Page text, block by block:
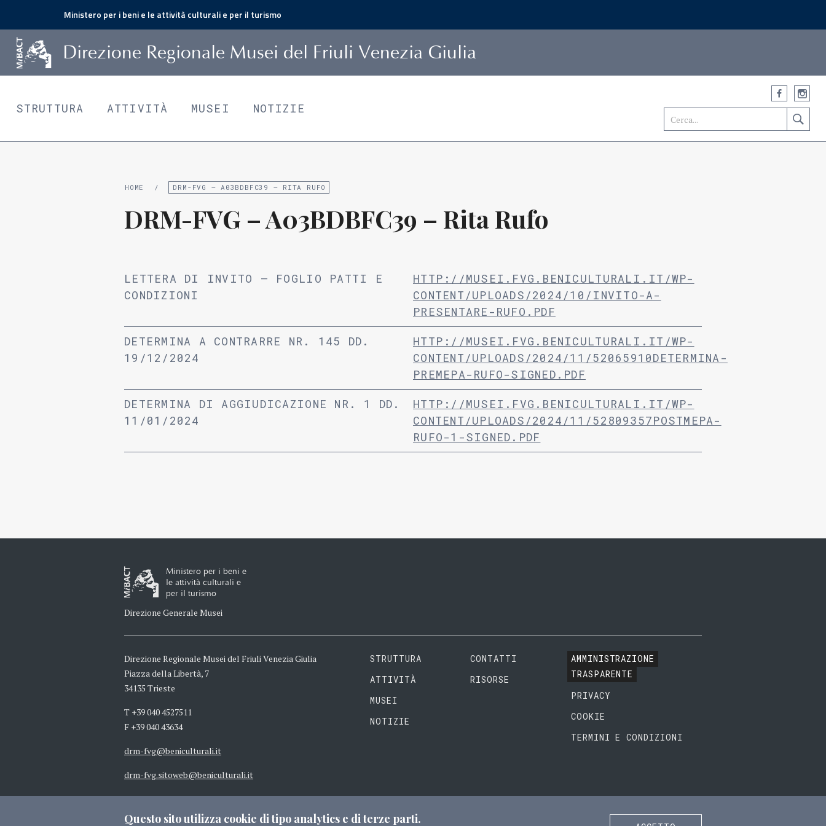
Ministero per i beni e le attività culturali e per il turismo
Direzione Regionale Musei del Friuli Venezia Giulia
STRUTTURA ATTIVITÀ MUSEI NOTIZIE
HOME / DRM-FVG – A03BDBFC39 – RITA RUFO
DRM-FVG – A03BDBFC39 – Rita Rufo
LETTERA DI INVITO – FOGLIO PATTI E
CONDIZIONI
HTTP://MUSEI.FVG.BENICULTURALI.IT/WP-
CONTENT/UPLOADS/2024/10/INVITO-A-
PRESENTARE-RUFO.PDF
DETERMINA A CONTRARRE NR. 145 DD.
19/12/2024
HTTP://MUSEI.FVG.BENICULTURALI.IT/WP-
CONTENT/UPLOADS/2024/11/52065910DETERMINA-
PREMEPA-RUFO-SIGNED.PDF
DETERMINA DI AGGIUDICAZIONE NR. 1 DD.
11/01/2024
HTTP://MUSEI.FVG.BENICULTURALI.IT/WP-
CONTENT/UPLOADS/2024/11/52809357POSTMEPA-
RUFO-1-SIGNED.PDF
Ministero per i beni e
le attività culturali e
per il turismo
Direzione Generale Musei
Direzione Regionale Musei del Friuli Venezia Giulia
Piazza della Libertà, 7
34135 Trieste
T +39 040 4527511
F +39 040 43634
drm-fvg@beniculturali.it
drm-fvg.sitoweb@beniculturali.it
mbac-drm-fvg@mailcert.beniculturali.it
STRUTTURA
ATTIVITÀ
MUSEI
NOTIZIE
CONTATTI
RISORSE
AMMINISTRAZIONE
TRASPARENTE
PRIVACY
COOKIE
TERMINI E CONDIZIONI
Questo sito utilizza cookie di tipo analytics e di terze parti.